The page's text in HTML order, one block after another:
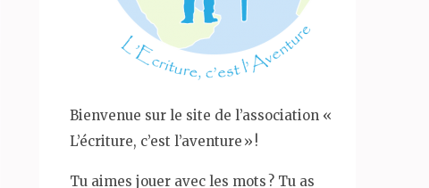
Bienvenue sur le site de l’association «
L’écriture, c’est l’aventure » !
Tu aimes jouer avec les mots ? Tu as